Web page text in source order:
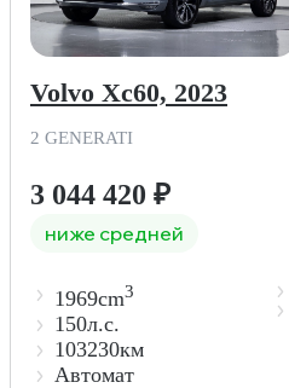
Volvo Xc60, 2023
2 GENERATI
3 044 420 ₽
ниже средней
1969cm3
150л.с.
103230км
Автомат